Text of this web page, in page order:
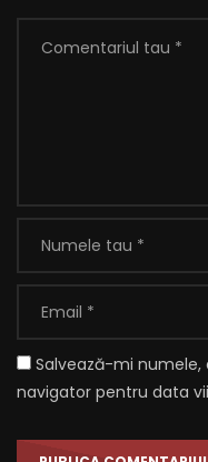
Salvează-mi
navigator pentru data